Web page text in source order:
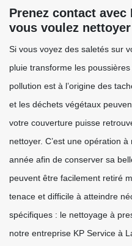
Prenez contact
vous voulez
Si vous voyez des saletés sur
pluie transforme les
pollution est à l’origine des
et les déchets végétaux
votre couverture puisse
nettoyer. C’est une opération
année afin de conserver sa
peuvent être facilement retiré
tenace et difficile à atteindre
spécifiques : le nettoyage à
notre entreprise KP Service à